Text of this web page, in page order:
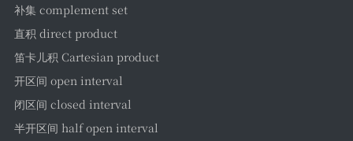
补集 complement set
直积 direct product
笛卡儿积 Cartesian product
开区间 open interval
闭区间 closed interval
半开区间 half open interval
2048
JSON
学术站